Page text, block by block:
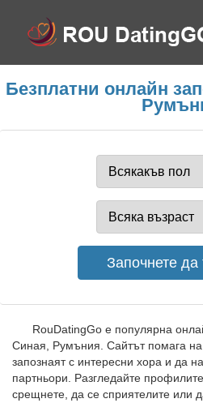
Безплатни онлайн
RouDatingGo е популярна
Синая, Румъния. Сайтът помага на
запознаят с интересни хора и да
партньори. Разгледайте
срещнете, да се сприятелите или